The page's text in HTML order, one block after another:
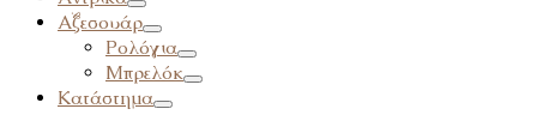
Αξεσουάρ
Ρολόγια
Μπρελόκ
Κατάστημα